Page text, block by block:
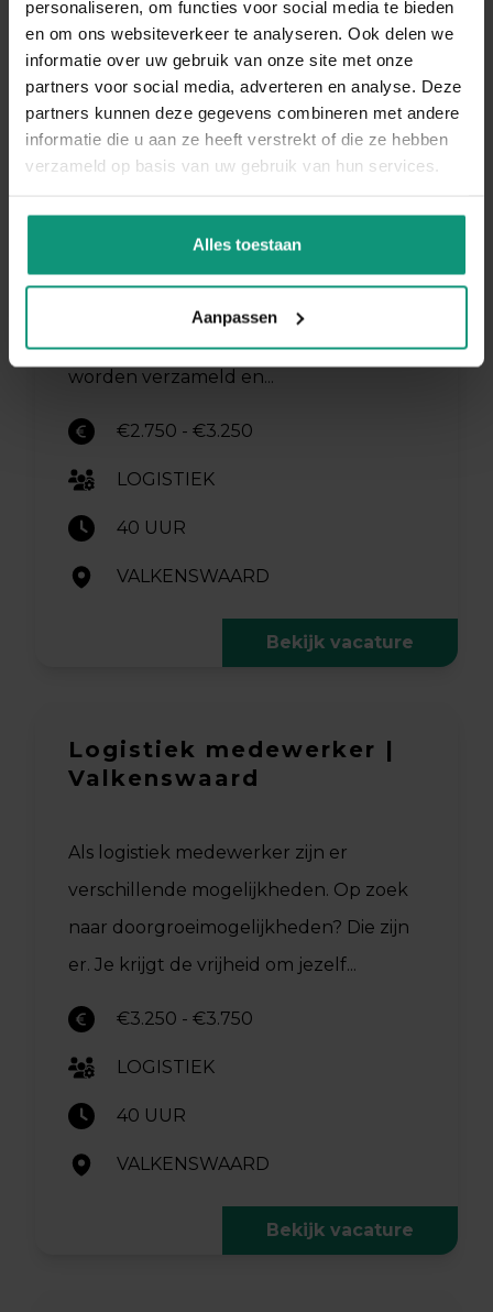
personaliseren, om functies voor social media te bieden
en om ons websiteverkeer te analyseren. Ook delen we
informatie over uw gebruik van onze site met onze
partners voor social media, adverteren en analyse. Deze
partners kunnen deze gegevens combineren met andere
informatie die u aan ze heeft verstrekt of die ze hebben
verzameld op basis van uw gebruik van hun services.
Alles toestaan
Aanpassen
Bekijk vacature
Orderpicker |
worden verzameld en...
€2.750 - €3.250
LOGISTIEK
40 UUR
VALKENSWAARD
Bekijk vacature
Logistiek medewerker |
Valkenswaard
Als logistiek medewerker zijn er
verschillende mogelijkheden. Op zoek
naar doorgroeimogelijkheden? Die zijn
er. Je krijgt de vrijheid om jezelf...
€3.250 - €3.750
LOGISTIEK
40 UUR
VALKENSWAARD
Bekijk vacature